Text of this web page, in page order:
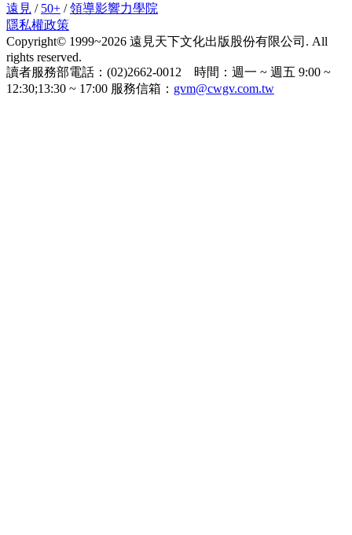
遠見 / 50+ /領導影響力學院
隱私權政策
Copyright© 1999~2026 遠見天下文化出版股份有限公司. All
rights reserved.
讀者服務部電話：(02)2662-0012 時間：週一 ~ 週五 9:00 ~
12:30;13:30 ~ 17:00 服務信箱： gvm@cwgv.com.tw